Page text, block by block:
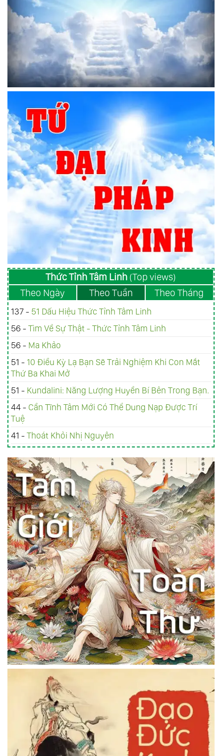
Thức Tỉnh Tâm Linh (Top views)
Theo Ngày
Theo Tuần Theo Tháng
137 - 51 Dấu Hiệu Thức Tỉnh Tâm Linh
56 -Tìm Về Sự Thật - Thức Tỉnh Tâm Linh
56 - Ma Khảo
51 - 10 Điều Kỳ Lạ Bạn Sẽ Trải Nghiệm Khi Con Mắt
Thứ Ba Khai Mở
51 - Kundalini: Năng Lượng Huyền Bí Bên Trong Bạn.
44 - Cần Tĩnh Tâm Mới Có Thể Dung Nạp Được Trí
Tuệ
41 -Thoát Khỏi Nhị Nguyên